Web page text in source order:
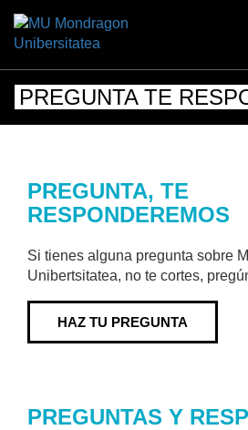
PREGUNTA TE
PREGUNTA, TE
RESPONDEREMOS
Si tienes alguna pregunta sobre
Unibertsitatea, no te cortes,
HAZ TU PREGUNTA
PREGUNTAS Y